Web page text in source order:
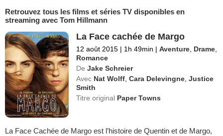
Retrouvez tous les films et séries TV disponibles en
streaming avec Tom Hillmann
La Face cachée de Margo
12 août 2015 | 1h 49min | Aventure Drame
Romance
De Jake Schreier
Avec Nat Wolff ,Cara Delevingne ,Justice
Smith
Titre original Paper Towns
La Face Cachée de Margo est l’histoire de Quentin et de Margo,